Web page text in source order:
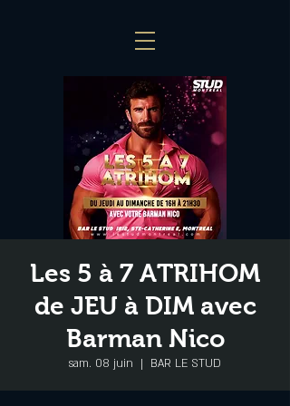
Les 5 à 7 ATRIHOM
de JEU à DIM avec
Barman Nico
sam. 08 juin
  |
BAR LE STUD